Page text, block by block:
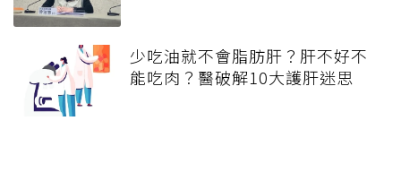
少吃油就不會脂肪肝？肝不好不
能吃肉？醫破解10大護肝迷思